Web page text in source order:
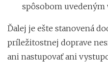
spôsobom uvedeným
Ďalej je ešte stanovená
príležitostnej doprave
ani nastupovať ani